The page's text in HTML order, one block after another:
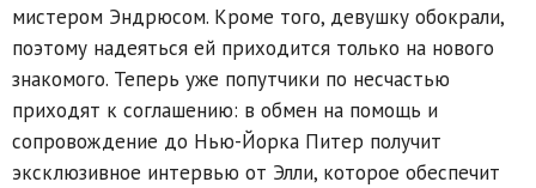
мистером Эндрюсом. Кроме того, девушку обокрали,
поэтому надеяться ей приходится только на нового
знакомого. Теперь уже попутчики по несчастью
приходят к соглашению: в обмен на помощь и
сопровождение до Нью-Йорка Питер получит
эксклюзивное интервью от Элли, которое обеспечит